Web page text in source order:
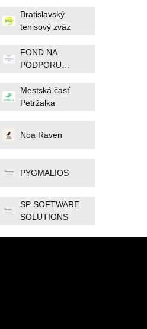
Bratislavský
tenisový zväz
FOND NA
PODPORU
Mestská časť
Petržalka
Noa Raven
PYGMALIOS
SP SOFTWARE
SOLUTIONS